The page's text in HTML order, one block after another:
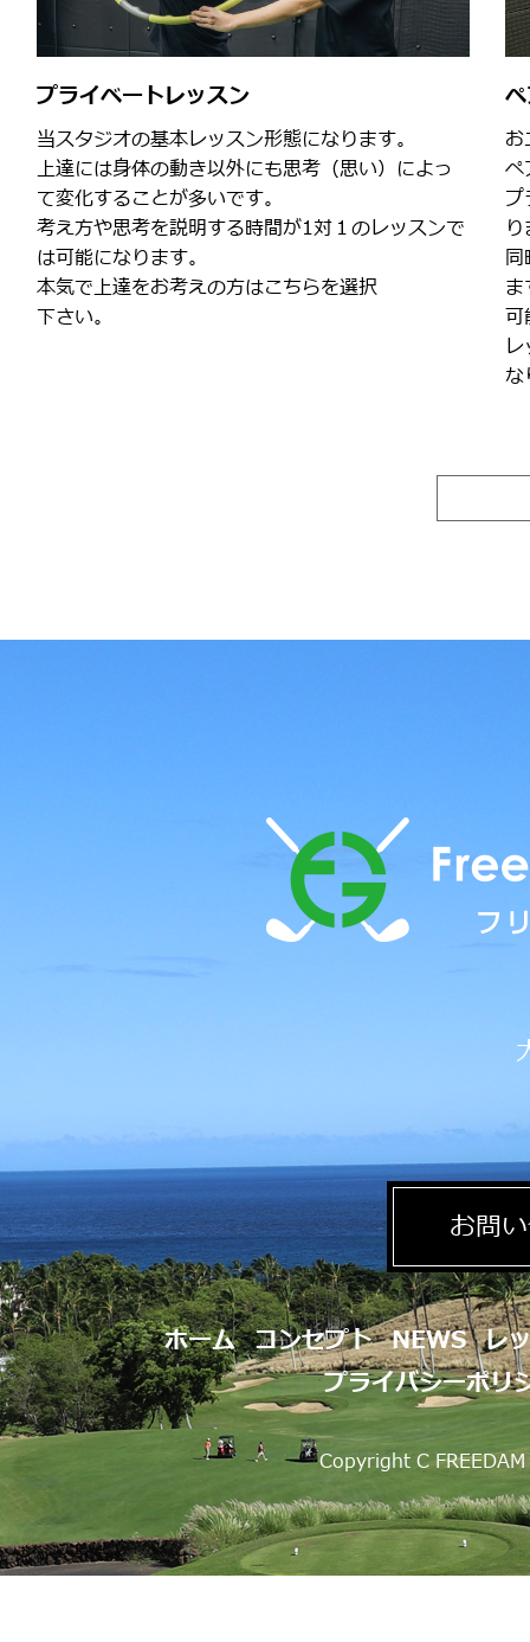
プライベートレッスン
当スタジオの基本レッスン形態になります。
上達には身体の動き以外にも思考（思い）によっ
て変化することが多いです。
考え方や思考を説明する時間が1対１のレッスンで
は可能になります。
本気で上達をお考えの方はこちらを選択
下さい。
ペ
可
な
お問
ホーム コンセプト NEWS レ
プライバシーポリ
Copyright C